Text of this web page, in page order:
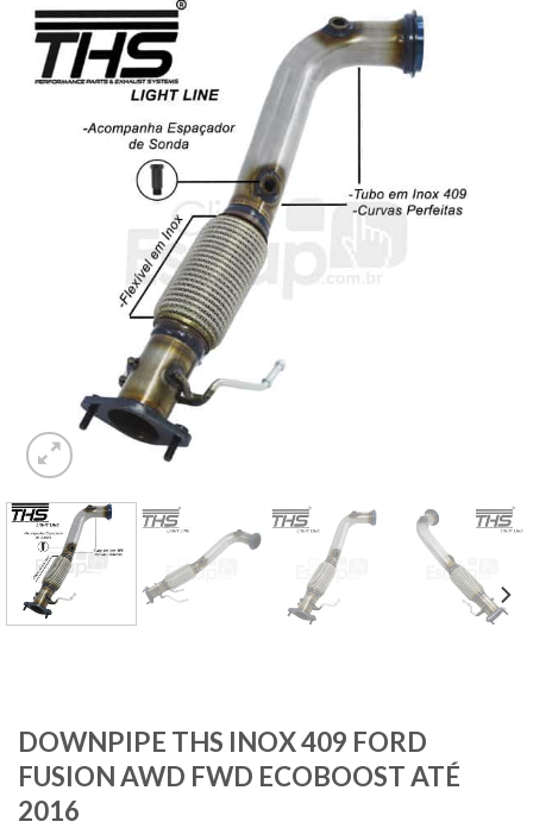
DOWNPIPE THS INOX 409 FORD
FUSION AWD FWD ECOBOOST ATÉ
2016